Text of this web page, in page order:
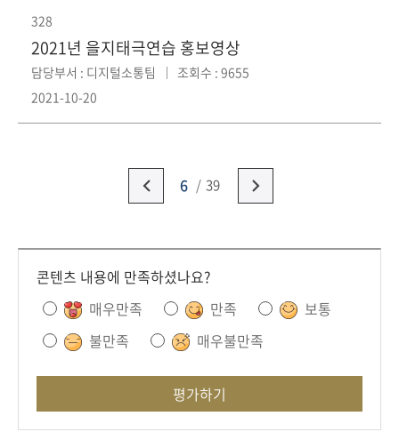
328
2021년 을지태극연습 홍보영상
담당부서 : 디지털소통팀
조회수 : 9655
2021-10-20
6 39
콘텐츠 내용에 만족하셨나요?
매우만족
만족
보통
불만족
매우불만족
평가하기